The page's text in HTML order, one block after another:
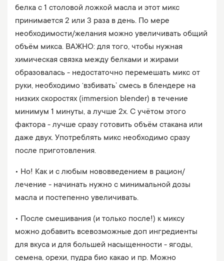
белка с 1 столовой ложкой масла и этот микс
принимается 2 или 3 раза в день. По мере
необходимости/желания можно увеличивать общий
объём микса. ВАЖНО: для того, чтобы нужная
химическая связка между белками и жирами
образовалась - недостаточно перемешать микс от
руки, необходимо ‘взбивать’ смесь в блендере на
низких скоростях (immersion blender) в течение
минимум 1 минуты, а лучше 2х. С учётом этого
фактора - лучше сразу готовить объём стакана или
даже двух. Употреблять микс необходимо сразу
после приготовления.
• Но! Как и с любым нововведением в рацион/
лечение - начинать нужно с минимальной дозы
масла и постепенно увеличивать.
• После смешивания (и только после!) к миксу
можно добавить всевозможные доп ингредиенты
для вкуса и для большей насыщенности - ягоды,
семена, орехи, пудра био какао и пр. Можно